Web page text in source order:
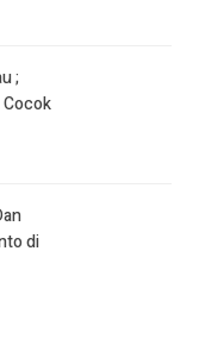
;
Cocok
di